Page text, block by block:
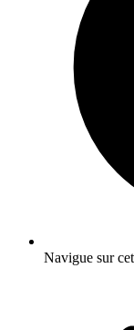
Navigue sur